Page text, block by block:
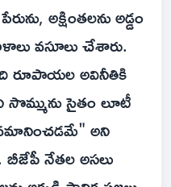
అక్షింతలను అడ్డం
వసూలు చేశారు.
రూపాయల అవినీతికి
సైతం లూటీ
అని
బీజేపీ నేతల అసలు